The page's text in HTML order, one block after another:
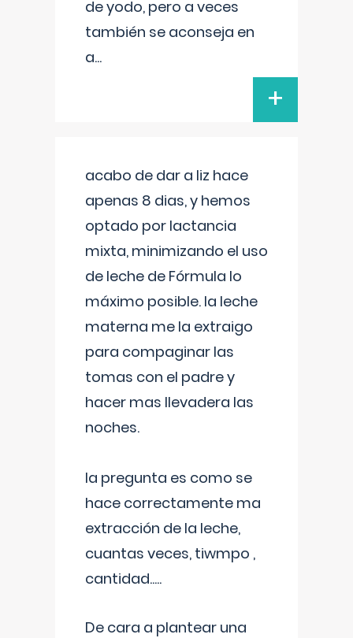
de yodo, pero a veces
también se aconseja en
a...
+
acabo de dar a liz hace
apenas 8 dias, y hemos
optado por lactancia
mixta, minimizando el uso
de leche de Fórmula lo
máximo posible. la leche
materna me la extraigo
para compaginar las
tomas con el padre y
hacer mas llevadera las
noches.
la pregunta es como se
hace correctamente ma
extracción de la leche,
cuantas veces, tiwmpo ,
cantidad.....
De cara a plantear una